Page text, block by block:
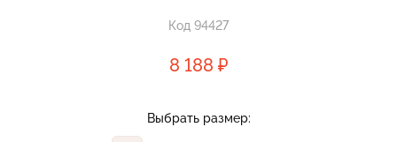
Код 94427
8 188 ₽
Выбрать размер: